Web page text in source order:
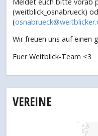
(weitblick_osnabrueck)
(
Wir freuen uns auf einen
Euer Weitblick-Team <3
VEREINE